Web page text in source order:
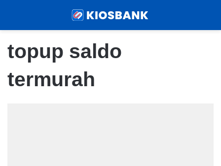
topup saldo
termurah